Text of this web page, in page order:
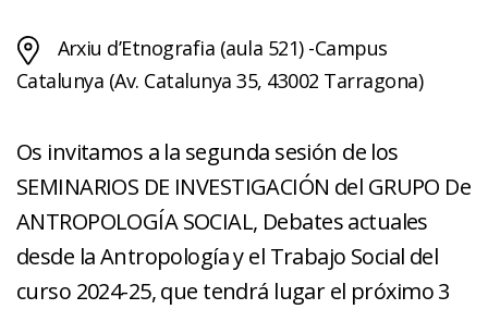
Arxiu d’Etnografia (aula 521) -Campus
Catalunya (Av. Catalunya 35, 43002 Tarragona)
Os invitamos a la segunda sesión de los
SEMINARIOS DE INVESTIGACIÓN del GRUPO De
ANTROPOLOGÍA SOCIAL, Debates actuales
desde la Antropología y el Trabajo Social del
curso 2024-25, que tendrá lugar el próximo 3